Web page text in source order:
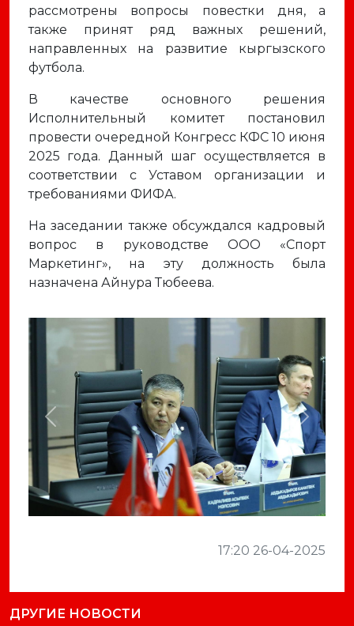
рассмотрены вопросы повестки дня, а
также принят ряд важных решений,
направленных на развитие кыргызского
футбола.
В качестве основного решения
Исполнительный комитет постановил
провести очередной Конгресс КФС 10 июня
2025 года. Данный шаг осуществляется в
соответствии с Уставом организации и
требованиями ФИФА.
На заседании также обсуждался кадровый
вопрос в руководстве ООО «Спорт
Маркетинг», на эту должность была
назначена Айнура Тюбеева.
Previous Next
17:20 26-04-2025
ДРУГИЕ НОВОСТИ